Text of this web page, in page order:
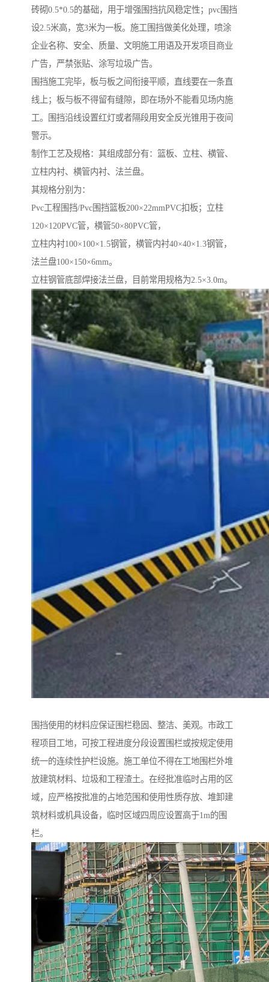
砖砌0.5*0.5的基础，用于增强围挡抗风稳定性；pvc围挡
设2.5米高，宽3米为一板。施工围挡做美化处理，喷涂
企业名称、安全、质量、文明施工用语及开发项目商业
广告，严禁张贴、涂写垃圾广告。
围挡施工完毕，板与板之间衔接平顺，直线要在一条直
线上；板与板不得留有缝隙，即在场外不能看见场内施
工。围挡沿线设置红灯或者隔段用安全反光锥用于夜间
警示。
制作工艺及规格：其组成部分有：篮板、立柱、横管、
立柱内衬、横管内衬、法兰盘。
其规格分别为：
Pvc工程围挡/Pvc围挡篮板200×22mmPVC扣板；立柱
120×120PVC管，横管50×80PVC管，
立柱内衬100×100×1.5钢管，横管内衬40×40×1.3钢管，
法兰盘100×150×6mm。
立柱钢管底部焊接法兰盘，目前常用规格为2.5×3.0m。
围挡使用的材料应保证围栏稳固、整洁、美观。市政工
程项目工地，可按工程进度分段设置围栏或按规定使用
统一的连续性护栏设施。施工单位不得在工地围栏外堆
放建筑材料、垃圾和工程渣土。在经批准临时占用的区
域，应严格按批准的占地范围和使用性质存放、堆卸建
筑材料或机具设备，临时区域四周应设置高于1m的围
栏。